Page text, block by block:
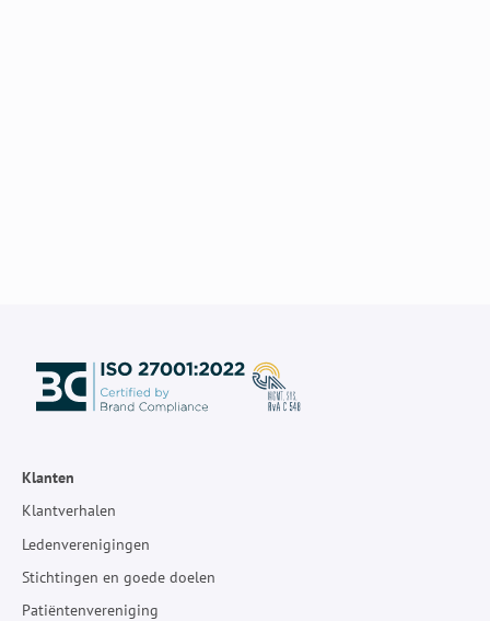
Klanten
Klantverhalen
Ledenverenigingen
Stichtingen en goede doelen
Patiëntenvereniging